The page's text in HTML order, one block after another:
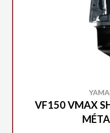
VF150 VMAX